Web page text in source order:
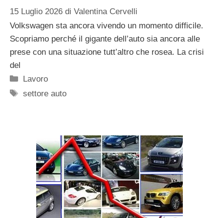
15 Luglio 2026 di Valentina Cervelli
Volkswagen sta ancora vivendo un momento difficile.
Scopriamo perché il gigante dell’auto sia ancora alle
prese con una situazione tutt’altro che rosea. La crisi
del
Categorie
Lavoro
Tag
settore auto